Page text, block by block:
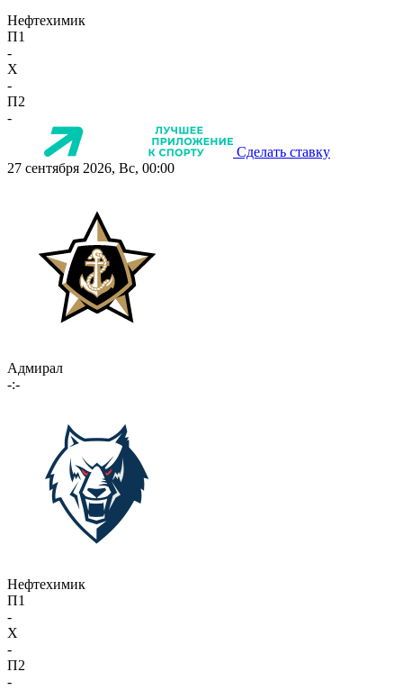
Нефтехимик
П1
-
X
-
П2
-
Сделать ставку
27 сентября 2026, Вс, 00:00
Адмирал
-:-
Нефтехимик
П1
-
X
-
П2
-